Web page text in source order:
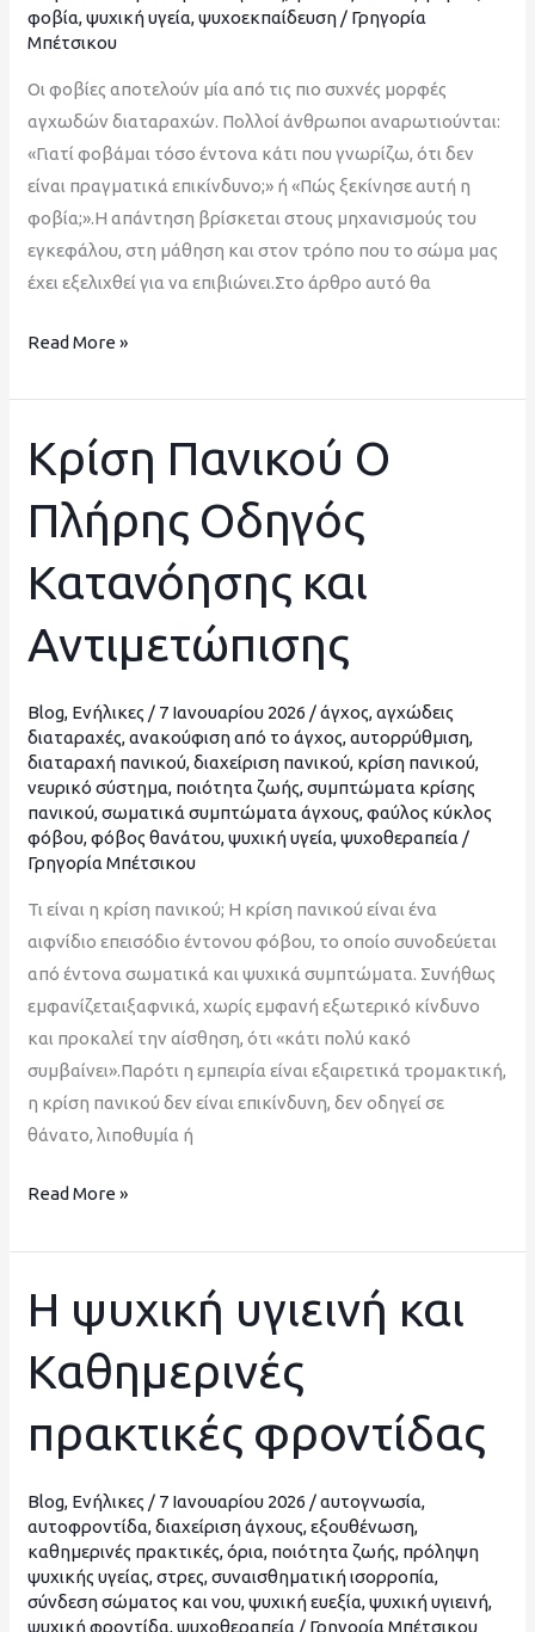
φοβία,ψυχική υγεία,ψυχοεκπαίδευση / Γρηγορία
Μπέτσικου
Οι φοβίες αποτελούν μία από τις πιο συχνές μορφές
αγχωδών διαταραχών. Πολλοί άνθρωποι αναρωτιούνται:
«Γιατί φοβάμαι τόσο έντονα κάτι που γνωρίζω, ότι δεν
είναι πραγματικά επικίνδυνο;» ή «Πώς ξεκίνησε αυτή η
φοβία;».Η απάντηση βρίσκεται στους μηχανισμούς του
εγκεφάλου, στη μάθηση και στον τρόπο που το σώμα μας
έχει εξελιχθεί για να επιβιώνει.Στο άρθρο αυτό θα
Read More »
Κρίση Πανικού Ο
Πλήρης Οδηγός
Κατανόησης και
Αντιμετώπισης
Blog, Ενήλικες / 7 Ιανουαρίου 2026 /άγχος,αγχώδεις
διαταραχές,ανακούφιση από το άγχος,αυτορρύθμιση,
διαταραχή πανικού,διαχείριση πανικού, κρίση πανικού,
νευρικό σύστημα, ποιότητα ζωής,συμπτώματα κρίσης
πανικού,σωματικά συμπτώματα άγχους,φαύλος κύκλος
φόβου,φόβος θανάτου,ψυχική υγεία,ψυχοθεραπεία /
Γρηγορία Μπέτσικου
Τι είναι η κρίση πανικού; Η κρίση πανικού είναι ένα
αιφνίδιο επεισόδιο έντονου φόβου, το οποίο συνοδεύεται
από έντονα σωματικά και ψυχικά συμπτώματα. Συνήθως
εμφανίζεταιξαφνικά, χωρίς εμφανή εξωτερικό κίνδυνο
και προκαλεί την αίσθηση, ότι «κάτι πολύ κακό
συμβαίνει».Παρότι η εμπειρία είναι εξαιρετικά τρομακτική,
η κρίση πανικού δεν είναι επικίνδυνη, δεν οδηγεί σε
θάνατο, λιποθυμία ή
Κρίση
Πανικού
Ο
Πλήρης
Οδηγός
Κατανόησης
και
Αντιμετώπισης
Read More »
Η ψυχική υγιεινή και
Καθημερινές
πρακτικές φροντίδας
Blog, Ενήλικες / 7 Ιανουαρίου 2026 /αυτογνωσία,
αυτοφροντίδα,διαχείριση άγχους,εξουθένωση,
καθημερινές πρακτικές,όρια, ποιότητα ζωής, πρόληψη
ψυχικής υγείας,στρες,συναισθηματική ισορροπία,
σύνδεση σώματος και νου,ψυχική ευεξία,ψυχική υγιεινή,
ψυχική φροντίδα,ψυχοθεραπεία / Γρηγορία Μπέτσικου
Η
ψυχική
υγιεινή
και
Καθημερινές
πρακτικές